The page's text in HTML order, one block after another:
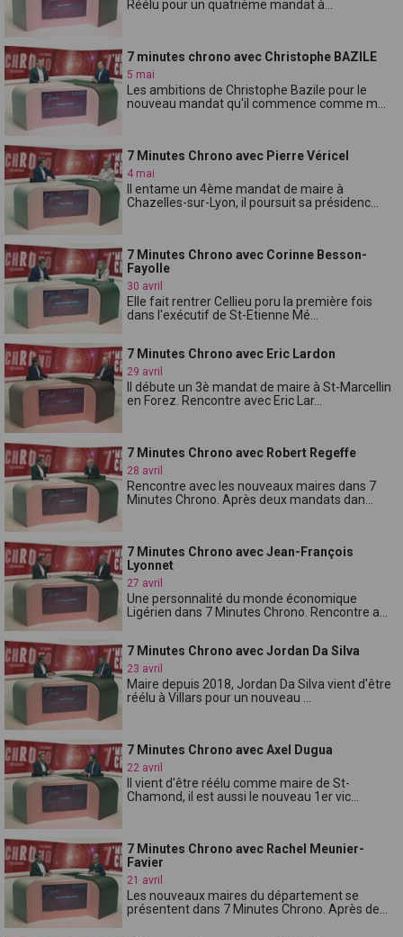
Réélu pour un quatrième mandat à...
7 minutes chrono avec Christophe BAZILE
5 mai
Les ambitions de Christophe Bazile pour le
nouveau mandat qu'il commence comme m...
7 Minutes Chrono avec Pierre Véricel
4 mai
Il entame un 4ème mandat de maire à
Chazelles-sur-Lyon, il poursuit sa présidenc...
7 Minutes Chrono avec Corinne Besson-
Fayolle
30 avril
Elle fait rentrer Cellieu poru la première fois
dans l'exécutif de St-Etienne Mé...
7 Minutes Chrono avec Eric Lardon
29 avril
Il débute un 3è mandat de maire à St-Marcellin
en Forez. Rencontre avec Eric Lar...
7 Minutes Chrono avec Robert Regeffe
28 avril
Rencontre avec les nouveaux maires dans 7
Minutes Chrono. Après deux mandats dan...
7 Minutes Chrono avec Jean-François
Lyonnet
27 avril
Une personnalité du monde économique
Ligérien dans 7 Minutes Chrono. Rencontre a...
7 Minutes Chrono avec Jordan Da Silva
23 avril
Maire depuis 2018, Jordan Da Silva vient d'être
réélu à Villars pour un nouveau ...
7 Minutes Chrono avec Axel Dugua
22 avril
Il vient d'être réélu comme maire de St-
Chamond, il est aussi le nouveau 1er vic...
7 Minutes Chrono avec Rachel Meunier-
Favier
21 avril
Les nouveaux maires du département se
présentent dans 7 Minutes Chrono. Après de...